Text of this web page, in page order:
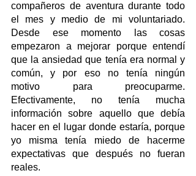
compañeros de aventura durante todo
el mes y medio de mi voluntariado.
Desde ese momento las cosas
empezaron a mejorar porque entendí
que la ansiedad que tenía era normal y
común, y por eso no tenía ningún
motivo para preocuparme.
Efectivamente, no tenía mucha
información sobre aquello que debía
hacer en el lugar donde estaría, porque
yo misma tenía miedo de hacerme
expectativas que después no fueran
reales.